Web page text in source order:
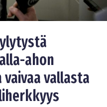
ahon
vallasta